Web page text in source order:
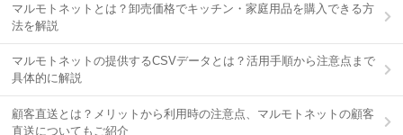
マルモトネットとは？卸売価格でキッチン・家庭用品を購入できる方
法を解説
マルモトネットの提供するCSVデータとは？活用手順から注意点まで
具体的に解説
顧客直送とは？メリットから利用時の注意点、マルモトネットの顧客
直送についてもご紹介